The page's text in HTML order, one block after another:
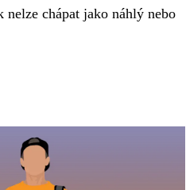
chápat jako náhlý nebo